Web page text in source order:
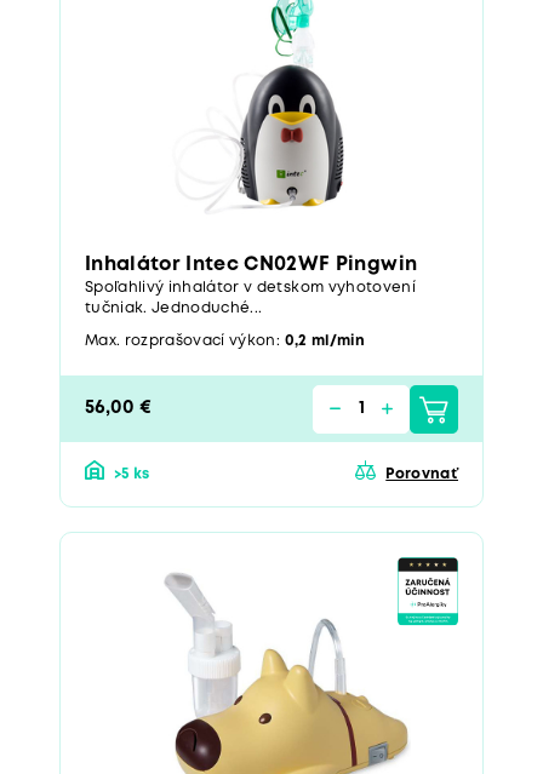
Inhalátor Intec CN02WF Pingwin
Spoľahlivý inhalátor v detskom vyhotovení
tučniak. Jednoduché...
Max. rozprašovací výkon: 0,2 ml/min
56,00 €
>5 ks Porovnať